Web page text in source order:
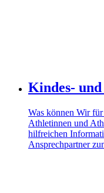
Kindes-
Was können Wir
Athletinnen und
hilfreichen
Ansprechpartner